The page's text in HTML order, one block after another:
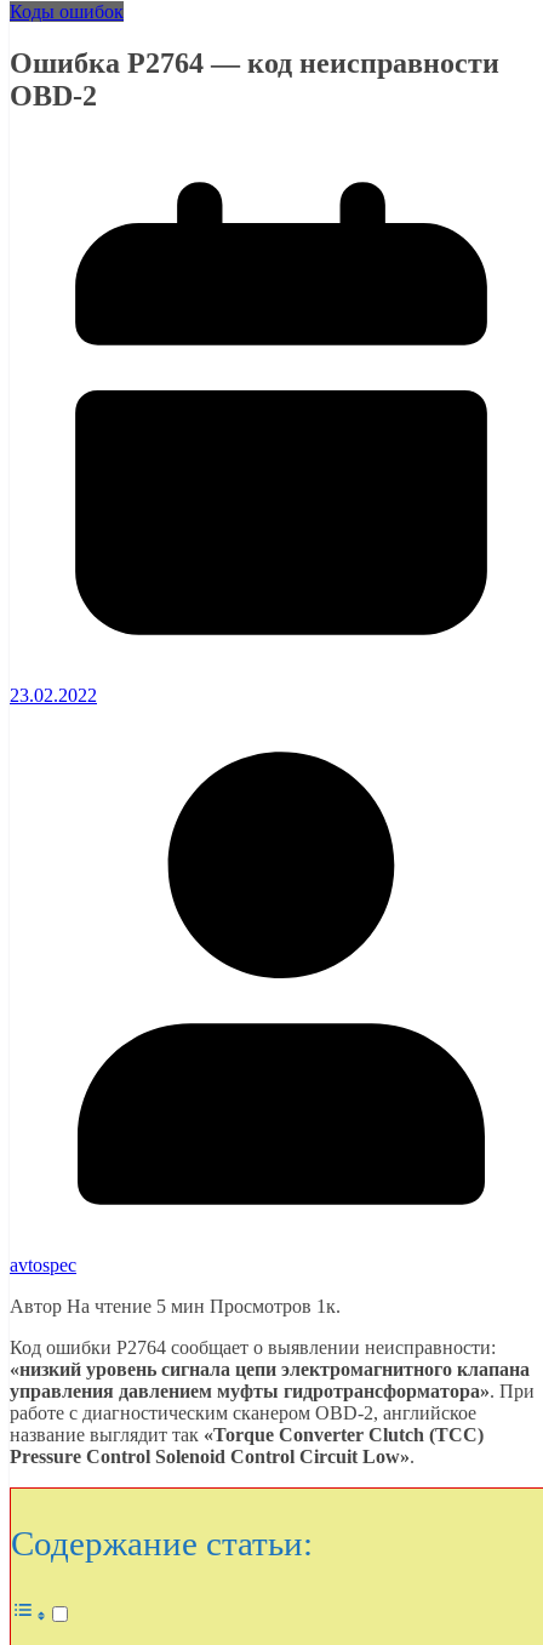
Коды ошибок
Ошибка P2764 — код неисправности
OBD-2
23.02.2022
avtospec
Автор На чтение 5 мин Просмотров 1к.
Код ошибки P2764 сообщает о выявлении неисправности:
«низкий уровень сигнала цепи электромагнитного клапана
управления давлением муфты гидротрансформатора». При
работе с диагностическим сканером OBD-2, английское
название выглядит так «Torque Converter Clutch (TCC)
Pressure Control Solenoid Control Circuit Low».
Содержание статьи: